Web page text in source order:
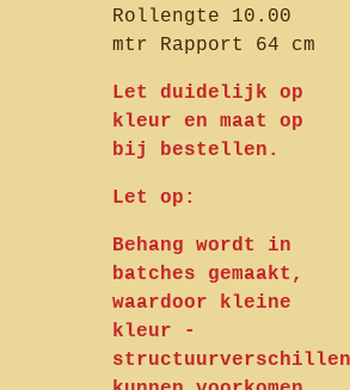
Rollengte 10.00
mtr Rapport 64 cm
Let duidelijk op
kleur en maat op
bij bestellen.
Let op:
Behang wordt in
batches gemaakt,
waardoor kleine
kleur -
structuurverschillen